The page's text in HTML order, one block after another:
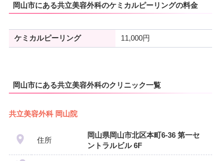
岡山市にある共立美容外科のケミカルピーリングの料金
ケミカルピーリング 11,000円
岡山市にある共立美容外科のクリニック一覧
共立美容外科 岡山院
住所
岡山県岡山市北区本町6-36 第一セ
ントラルビル 6F